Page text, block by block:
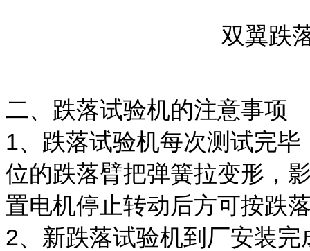
双翼跌
二、跌落试验机的注意事项
1、跌落试验机每次测试完
位的跌落臂把弹簧拉变形，
置电机停止转动后方可按跌
2、新跌落试验机到厂安装